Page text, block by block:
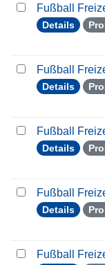
Fußball
Details
Fußball
Details
Fußball
Details
Fußball
Details
Fußball